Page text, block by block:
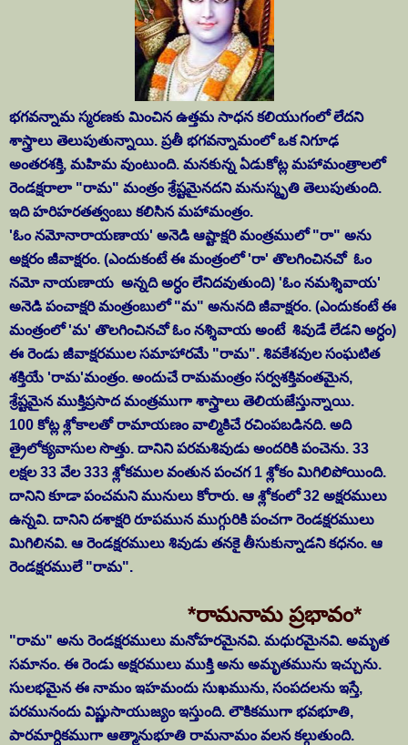
భగవన్నామ స్మరణకు మించిన ఉత్తమ సాధన కలియుగంలో లేదని
శాస్త్రాలు తెలుపుతున్నాయి. ప్రతీ భగవన్నామంలో ఒక నిగూఢ
అంతరశక్తి, మహిమ వుంటుంది. మనకున్న ఏడుకోట్ల మహామంత్రాలలో
రెండక్షరాలా "రామ" మంత్రం శ్రేష్టమైనదని మనుస్మృతి తెలుపుతుంది.
ఇది హరిహరతత్వంబు కలిసిన మహామంత్రం.
'ఓం నమోనారాయణాయ' అనెడి ఆష్టాక్షరి మంత్రములో "రా" అను
అక్షరం జీవాక్షరం. (ఎందుకంటే ఈ మంత్రంలో 'రా' తొలగించినచో ఓం
నమో నాయణాయ అన్నది అర్ధం లేనిదవుతుంది) 'ఓం నమశ్శివాయ'
అనెడి పంచాక్షరి మంత్రంబులో "మ" అనునది జీవాక్షరం. (ఎందుకంటే ఈ
మంత్రంలో 'మ' తొలగించినచో ఓం నశ్శివాయ అంటే శివుడే లేడని అర్ధం)
ఈ రెండు జీవాక్షరముల సమాహారమే "రామ". శివకేశవుల సంఘటిత
శక్తియే 'రామ'మంత్రం. అందుచే రామమంత్రం సర్వశక్తివంతమైన,
శ్రేష్టమైన ముక్తిప్రసాద మంత్రముగా శాస్త్రాలు తెలియజేస్తున్నాయి.
100 కోట్ల శ్లోకాలతో రామాయణం వాల్మికిచే రచింపబడినది. అది
త్రైలోక్యవాసుల సొత్తు. దానిని పరమశివుడు అందరికి పంచెను. 33
లక్షల 33 వేల 333 శ్లోకముల వంతున పంచగ 1 శ్లోకం మిగిలిపోయింది.
దానిని కూడా పంచమని మునులు కోరారు. ఆ శ్లోకంలో 32 అక్షరములు
ఉన్నవి. దానిని దశాక్షరి రూపమున ముగ్గురికి పంచగా రెండక్షరములు
మిగిలినవి. ఆ రెండక్షరములు శివుడు తనకై తీసుకున్నాడని కధనం. ఆ
రెండక్షరములే "రామ".
*రామనామ ప్రభావం*
"రామ" అను రెండక్షరములు మనోహరమైనవి. మధురమైనవి. అమృత
సమానం. ఈ రెండు అక్షరములు ముక్తి అను అమృతమును ఇచ్చును.
సులభమైన ఈ నామం ఇహమందు సుఖమును, సంపదలను ఇస్తే,
పరమునందు విష్ణుసాయుజ్యం ఇస్తుంది. లౌకికముగా భవభూతి,
పారమార్ధికముగా ఆత్మానుభూతి రామనామం వలన కల్గుతుంది.